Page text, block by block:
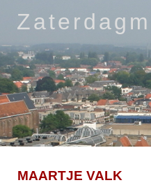
MAARTJE VALK